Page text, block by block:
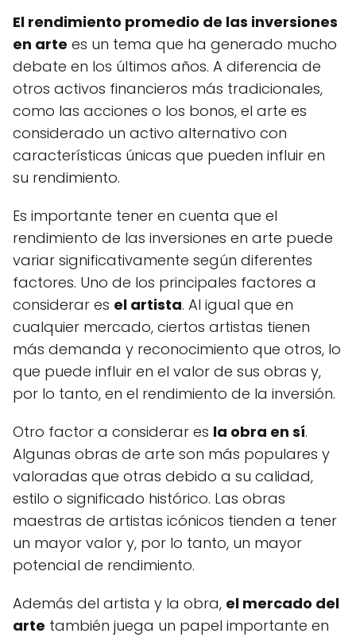
El rendimiento promedio de las inversiones
en arte es un tema que ha generado mucho
debate en los últimos años. A diferencia de
otros activos financieros más tradicionales,
como las acciones o los bonos, el arte es
considerado un activo alternativo con
características únicas que pueden influir en
su rendimiento.
Es importante tener en cuenta que el
rendimiento de las inversiones en arte puede
variar significativamente según diferentes
factores. Uno de los principales factores a
considerar es el artista. Al igual que en
cualquier mercado, ciertos artistas tienen
más demanda y reconocimiento que otros, lo
que puede influir en el valor de sus obras y,
por lo tanto, en el rendimiento de la inversión.
Otro factor a considerar es la obra en sí.
Algunas obras de arte son más populares y
valoradas que otras debido a su calidad,
estilo o significado histórico. Las obras
maestras de artistas icónicos tienden a tener
un mayor valor y, por lo tanto, un mayor
potencial de rendimiento.
Además del artista y la obra, el mercado del
arte también juega un papel importante en